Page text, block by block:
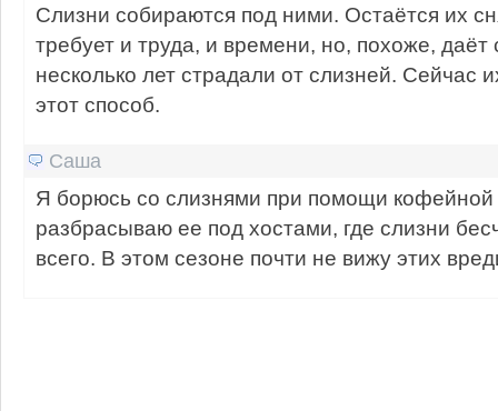
Слизни собираются под ними. Остаётся их
требует и труда, и времени, но, похоже, даёт
несколько лет страдали от слизней. Сейчас
этот способ.
Саша
Я борюсь со слизнями при помощи
разбрасываю ее под хостами, где слизни
всего. В этом сезоне почти не вижу этих